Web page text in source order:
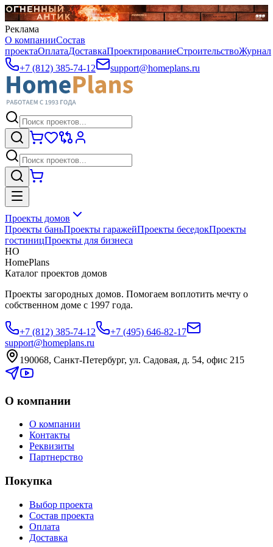
Реклама
О компанииСостав
проектаОплатаДоставкаПроектированиеСтроительствоЖурнал
+7 (812) 385-74-12
support@homeplans.ru
Проекты домов
Проекты баньПроекты гаражейПроекты беседокПроекты
гостиницПроекты для бизнеса
HO
HomePlans
Каталог проектов домов
Проекты загородных домов. Помогаем воплотить мечту о
собственном доме с 1997 года.
+7 (812) 385-74-12
+7 (495) 646-82-17
support@homeplans.ru
190068, Санкт-Петербург, ул. Садовая, д. 54, офис 215
О компании
О компании
Контакты
Реквизиты
Партнерство
Покупка
Выбор проекта
Состав проекта
Оплата
Доставка